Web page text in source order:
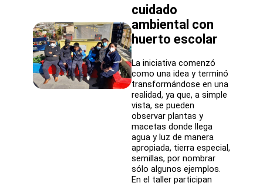
cuidado
ambiental con
huerto escolar
La iniciativa comenzó
como una idea y terminó
transformándose en una
realidad, ya que, a simple
vista, se pueden
observar plantas y
macetas donde llega
agua y luz de manera
apropiada, tierra especial,
semillas, por nombrar
sólo algunos ejemplos.
En el taller participan